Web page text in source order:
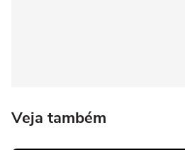
Veja também